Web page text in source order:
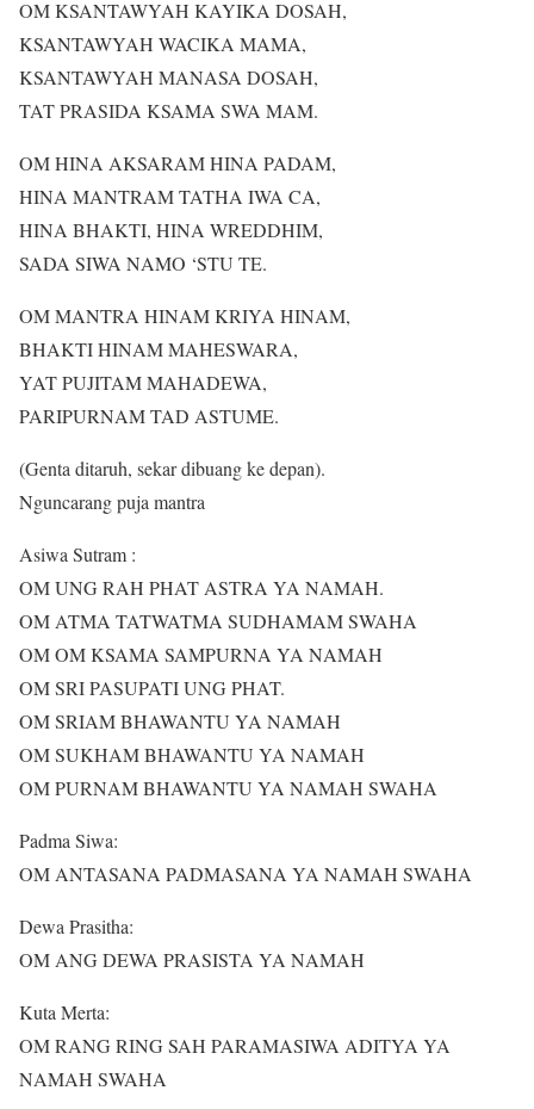
OM KSANTAWYAH KAYIKA DOSAH,
KSANTAWYAH WACIKA MAMA,
KSANTAWYAH MANASA DOSAH,
TAT PRASIDA KSAMA SWA MAM.
OM HINA AKSARAM HINA PADAM,
HINA MANTRAM TATHA IWA CA,
HINA BHAKTI, HINA WREDDHIM,
SADA SIWA NAMO ‘STU TE.
OM MANTRA HINAM KRIYA HINAM,
BHAKTI HINAM MAHESWARA,
YAT PUJITAM MAHADEWA,
PARIPURNAM TAD ASTUME.
(Genta ditaruh, sekar dibuang ke depan).
Nguncarang puja mantra
Asiwa Sutram :
OM UNG RAH PHAT ASTRA YA NAMAH.
OM ATMA TATWATMA SUDHAMAM SWAHA
OM OM KSAMA SAMPURNA YA NAMAH
OM SRI PASUPATI UNG PHAT.
OM SRIAM BHAWANTU YA NAMAH
OM SUKHAM BHAWANTU YA NAMAH
OM PURNAM BHAWANTU YA NAMAH SWAHA
Padma Siwa:
OM ANTASANA PADMASANA YA NAMAH SWAHA
Dewa Prasitha:
OM ANG DEWA PRASISTA YA NAMAH
Kuta Merta:
OM RANG RING SAH PARAMASIWA ADITYA YA
NAMAH SWAHA